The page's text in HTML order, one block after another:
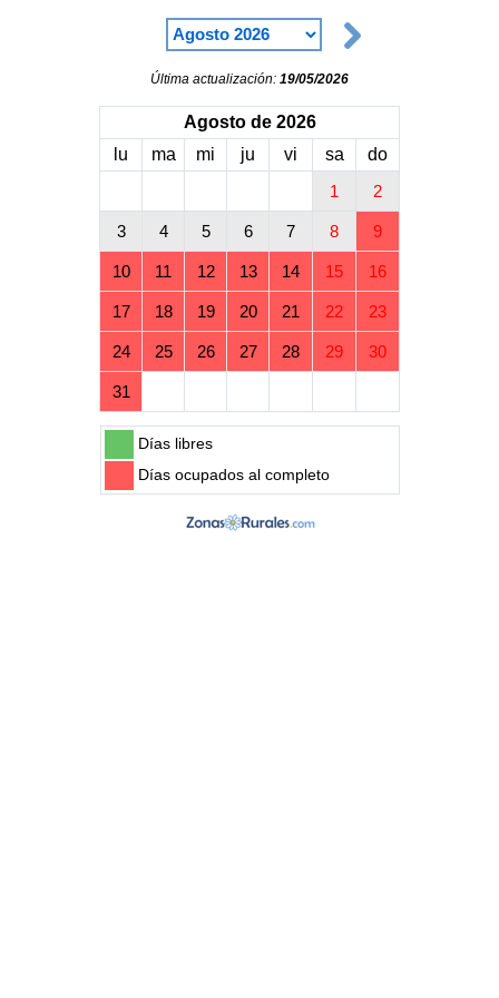
Última actualización: 19/05/2026
Agosto de 2026
lu
ma mi ju vi sa
do
1
2
3 4 5 6 7 8 9
10 11 12 13 14 15 16
17 18 19 20 21 22 23
24 25 26 27 28 29 30
31
Días libres
Días ocupados al completo